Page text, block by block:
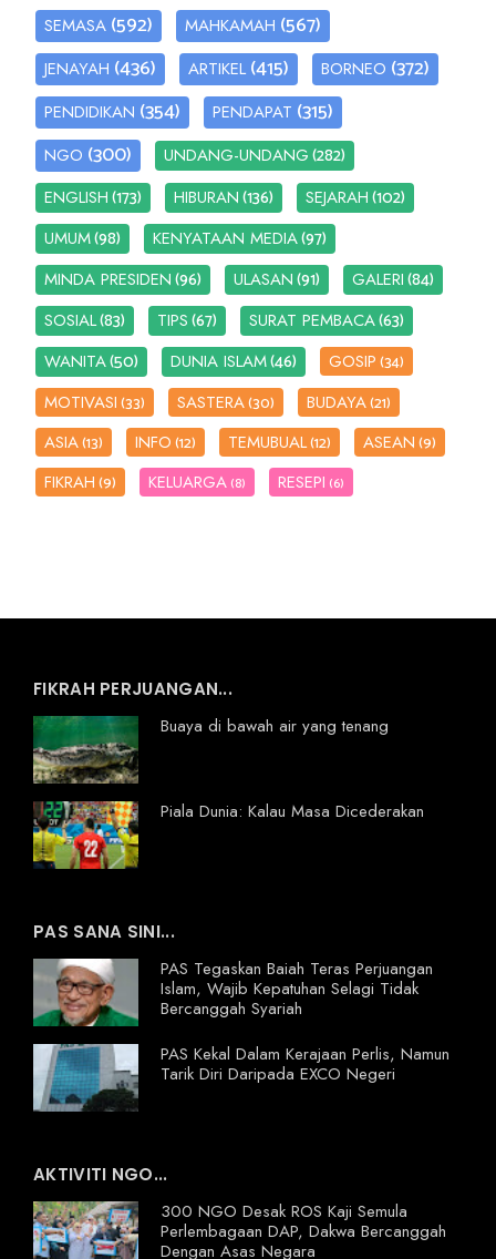
SEMASA (592) MAHKAMAH (567)
JENAYAH (436) ARTIKEL (415) BORNEO (372)
PENDIDIKAN (354) PENDAPAT (315)
NGO (300) UNDANG-UNDANG(282)
ENGLISH(173) HIBURAN(136) SEJARAH(102)
UMUM(98) KENYATAAN MEDIA(97)
MINDA PRESIDEN(96) ULASAN(91) GALERI(84)
SOSIAL(83) TIPS(67) SURAT PEMBACA(63)
WANITA(50) DUNIA ISLAM(46) GOSIP(34)
MOTIVASI(33) SASTERA(30) BUDAYA(21)
ASIA(13) INFO(12) TEMUBUAL(12) ASEAN(9)
FIKRAH(9) KELUARGA (8) RESEPI (6)
FIKRAH PERJUANGAN...
Buaya di bawah air yang tenang
Piala Dunia: Kalau Masa Dicederakan
PAS SANA SINI...
PAS Tegaskan Baiah Teras Perjuangan
Islam, Wajib Kepatuhan Selagi Tidak
Bercanggah Syariah
PAS Kekal Dalam Kerajaan Perlis, Namun
Tarik Diri Daripada EXCO Negeri
AKTIVITI NGO...
300 NGO Desak ROS Kaji Semula
Perlembagaan DAP, Dakwa Bercanggah
Dengan Asas Negara